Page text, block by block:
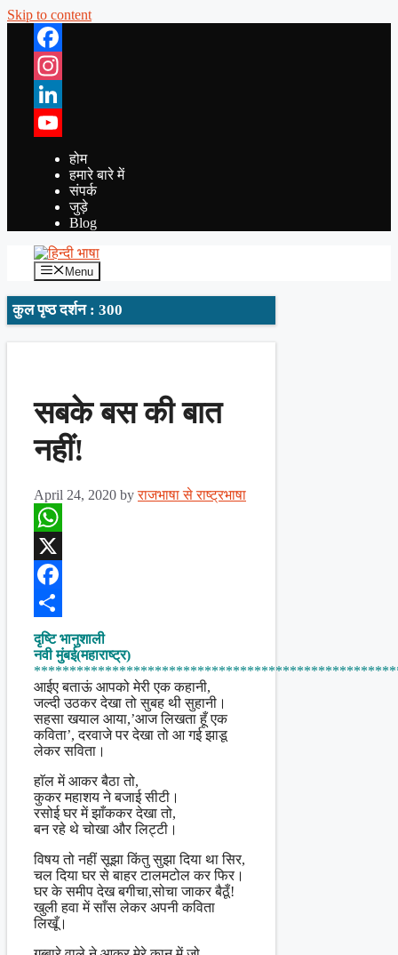
Skip to content
Facebook
Instagram
LinkedIn
YouTube
होम
हमारे बारे में
संपर्क
जुड़े
Blog
Menu
कुल पृष्ठ दर्शन : 300
सबके बस की बात
नहीं!
April 24, 2020 byराजभाषा से राष्ट्रभाषा
WhatsApp
X
Facebook
Share
दृष्टि भानुशाली
नवी मुंबई(महाराष्ट्र)
आईए बताऊं आपको मेरी एक कहानी,
जल्दी उठकर देखा तो सुबह थी सुहानी।
सहसा खयाल आया,’आज लिखता हूँ एक
कविता’, दरवाजे पर देखा तो आ गई झाडू
लेकर सविता।
हाॅल में आकर बैठा तो,
कुकर महाशय ने बजाई सीटी।
रसोई घर में झाँककर देखा तो,
बन रहे थे चोखा और लिट्टी।
विषय तो नहीं सूझा किंतु सुझा दिया था सिर,
चल दिया घर से बाहर टालमटोल कर फिर।
घर के समीप देख बगीचा,सोचा जाकर बैठूँ!
खुली हवा में साँस लेकर अपनी कविता
लिखूँ।